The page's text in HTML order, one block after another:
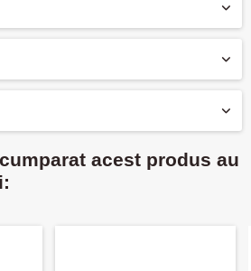
acest produs au